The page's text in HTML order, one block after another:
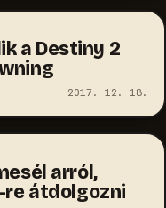
a Destiny 2
2017. 12. 18.
arról,
re átdolgozni